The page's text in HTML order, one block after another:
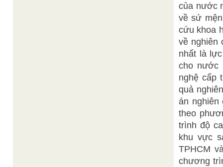
của nước
về sứ
cứu khoa
về nghiên
nhất là
cho nước
nghệ cấp
quả
án nghiên
theo
trình độ
khu vực
TPHCM
chương